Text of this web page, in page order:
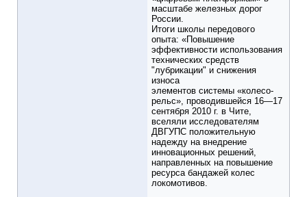
масштабе железных дорог
России.
Итоги школы передового
опыта: «Повышение
эффективности использования
технических средств
"лубрикации" и снижения
износа
элементов системы «колесо-
рельс», проводившейся 16—17
сентября 2010 г. в Чите,
вселяли исследователям
ДВГУПС положительную
надежду на внедрение
инновационных решений,
направленных на повышение
ресурса бандажей колес
локомотивов.